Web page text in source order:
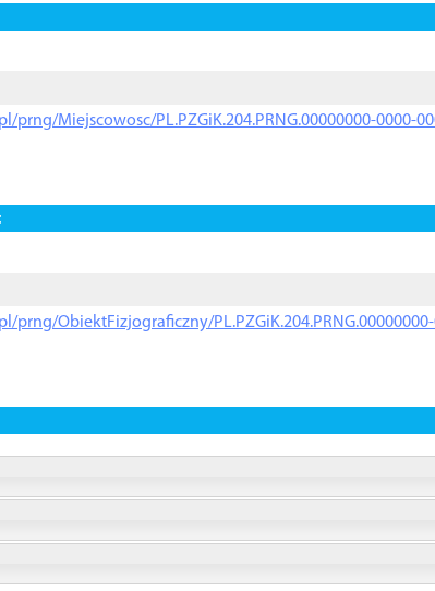
Miejscowosc/PL.PZGiK.204.PRNG.00000000-0000-
prng/ObiektFizjograficzny/